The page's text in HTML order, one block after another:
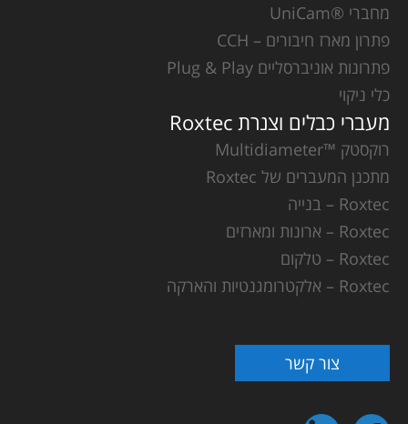
מחברי ®UniCam
פתרון מארז חיבורים – CCH
פתרונות אוניברסליים Plug & Play
כלי ניקוי
מעברי כבלים וצנרת Roxtec
רוקסטק ™Multidiameter
מתכנן המעברים של Roxtec
Roxtec – בנייה
Roxtec – ארונות ומארזים
Roxtec – טלקום
Roxtec – אלקטרומגנטיות והארקה
צור קשר